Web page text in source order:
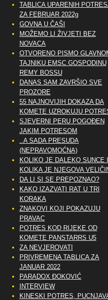
TABLICA UPARENIH
ZA FEBRUAR 2022g
GOVNA U ČAŠI
MOŽEMO LI ŽIVJETI BEZ
NOVACA
OTVORENO PISMO
TAJNIKU EMSC GOSPODINU
REMY BOSSU
DANAS SAM ZAVRŠIO SVE
PROZORE
55 NAJNOVIJIH DOKAZA DA
KOMETE UZROKUJU
SJEVERNI PERU POGOĐEN
JAKIM POTRESOM
..A SADA PRESUDA
(NEPRAVOMOĆNA)
KOLIKO JE DALEKO SUNCE I
KOLIKA JE NJEGOVA
DA LI SI SE PREPOZNAO?
KAKO IZAZVATI RAT U TRI
KORAKA
ZNAKOVI KOJI POKAZUJU
PRAVAC
POTRES KOD RIJEKE OD
KOMETE PANSTARRS U5
ZA NEVJEROVATI
PRIVREMENA TABLICA ZA
JANUAR 2022
PARADOX ĐOKOVIĆ
INTERVIEW
KINESKI POTRES,